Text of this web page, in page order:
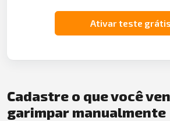
Ativar teste grátis
Cadastre o que você
garimpar manualmente